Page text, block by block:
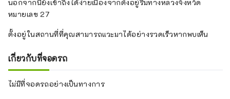
นอกจากนี้ยังเข้าถึงได้ง่ายเนื่องจากตั้งอยู่ริมทางหลวงจังหวัด
หมายเลข 27
ตั้งอยู่ในสถานที่ที่คุณสามารถแวะมาได้อย่างรวดเร็วหากพบเห็น
เกี่ยวกับที่จอดรถ
ไม่มีที่จอดรถอย่างเป็นทางการ